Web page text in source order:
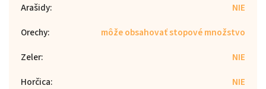
Arašidy:
NIE
Orechy:
môže obsahovať stopové množstvo
Zeler:
NIE
Horčica:
NIE